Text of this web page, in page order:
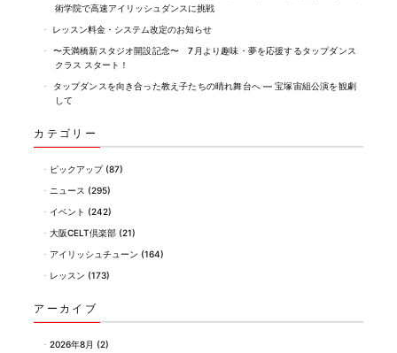
術学院で高速アイリッシュダンスに挑戦
レッスン料金・システム改定のお知らせ
〜天満橋新スタジオ開設記念〜 7月より趣味・夢を応援するタップダンス
クラス スタート！
タップダンスを向き合った教え子たちの晴れ舞台へ ― 宝塚宙組公演を観劇
して
カテゴリー
ピックアップ(87)
ニュース (295)
イベント (242)
大阪CELT倶楽部 (21)
アイリッシュチューン (164)
レッスン (173)
アーカイブ
2026年8月 (2)